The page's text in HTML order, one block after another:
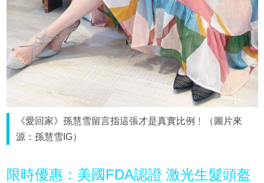
《愛回家》孫慧雪留言指這張才是真實比例﹗（圖片來
源：孫慧雪IG）
限時優惠：美國FDA認證 激光生髮頭盔